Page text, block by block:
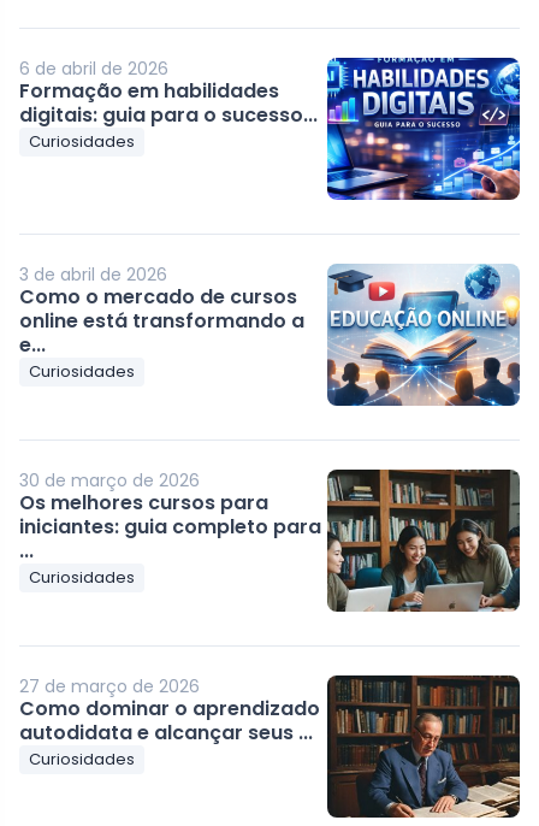
6 de abril de 2026
Formação em habilidades
digitais: guia para o sucesso...
Curiosidades
3 de abril de 2026
Como o mercado de cursos
online está transformando a
e...
Curiosidades
30 de março de 2026
Os melhores cursos para
iniciantes: guia completo para
...
Curiosidades
27 de março de 2026
Como dominar o aprendizado
autodidata e alcançar seus ...
Curiosidades